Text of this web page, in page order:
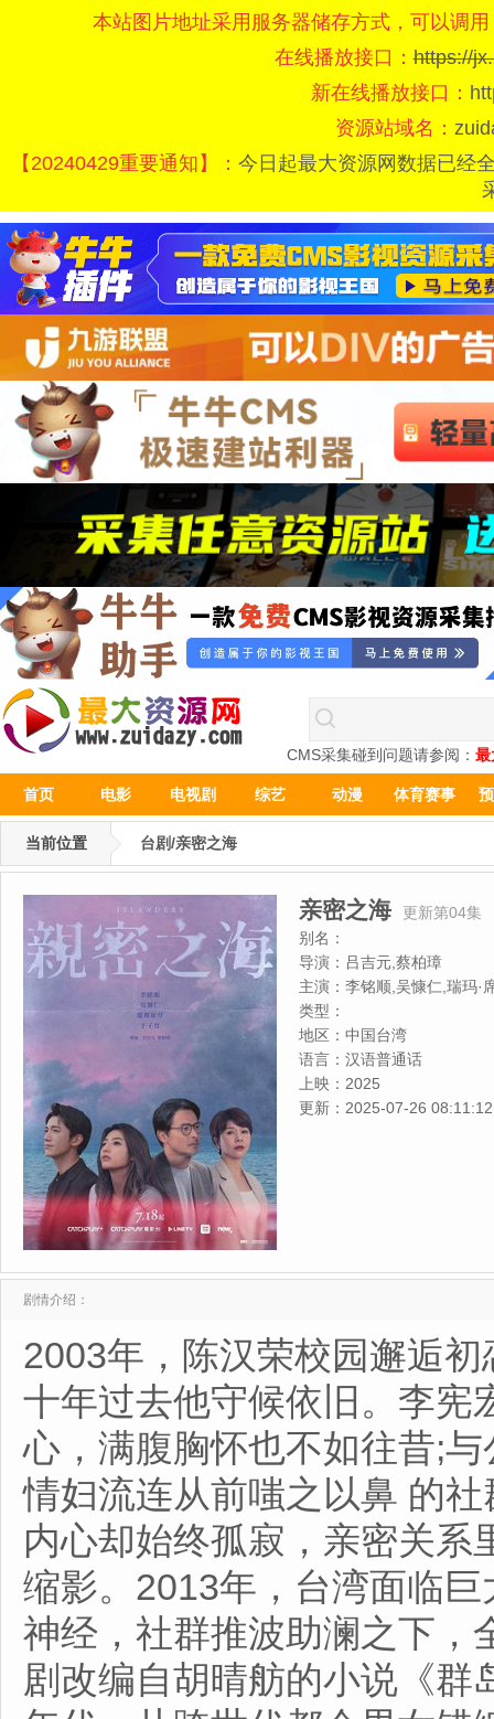
本站图片地址采用服务器储存方式，可以调
在线播放接口：https://
新在线播放接口：
资源站域名：
【20240429重要通知】： 今日起最大资源网数据已经
CMS采集碰到问题请参阅： 最
首页 电影 电视剧 综艺 动漫 体育赛事
当前位置 台剧/亲密之海
亲密之海
更新第04集
别名：
导演： 吕吉元,蔡柏璋
主演： 李铭顺,吴慷仁,瑞玛·
正,李劭婕,胡玮杰,黄湘婷,赵
类型：
地区： 中国台湾
语言： 汉语普通话
上映： 2025
更新： 2025-07-26 08:11:12
剧情介绍：
2003年，陈汉荣校园邂逅
十年过去他守候依旧。李宪
心，满腹胸怀也不如往昔;
情妇流连从前嗤之以鼻 的
内心却始终孤寂，亲密关系
缩影。2013年，台湾面临
神经，社群推波助澜之下
剧改编自胡晴舫的小说《群